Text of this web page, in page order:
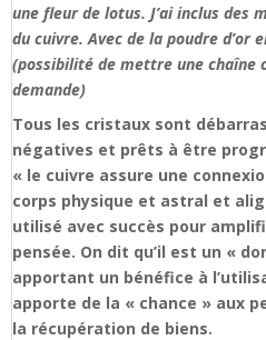
une fleur de lotus. J’ai inclus des
du cuivre. Avec de la poudre d’or
(possibilité de mettre une chaîne
demande)
Tous les cristaux sont
négatives et prêts à être
« le cuivre assure une
corps physique et astral et
utilisé avec succès pour
pensée. On dit qu’il est un «
apportant un bénéfice à
apporte de la « chance » aux
la récupération de biens.